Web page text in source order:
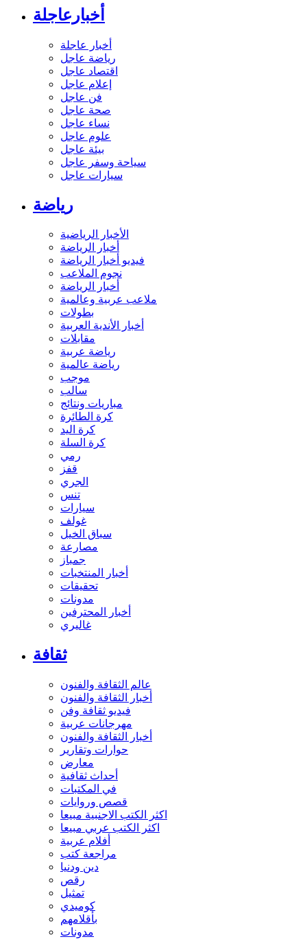
أخبارعاجلة
أخبار عاجلة
رياضة عاجل
اقتصاد عاجل
إعلام عاجل
فن عاجل
صحة عاجل
نساء عاجل
علوم عاجل
بيئة عاجل
سياحة وسفر عاجل
سيارات عاجل
رياضة
الأخبار الرياضية
أخبار الرياضة
فيديو أخبار الرياضة
نجوم الملاعب
أخبار الرياضة
ملاعب عربية وعالمية
بطولات
أخبار الأندية العربية
مقابلات
رياضة عربية
رياضة عالمية
موجب
سالب
مباريات ونتائج
كرة الطائرة
كرة اليد
كرة السلة
رمي
قفز
الجري
تنس
سيارات
غولف
سباق الخيل
مصارعة
جمباز
أخبار المنتخبات
تحقيقات
مدونات
أخبار المحترفين
غاليري
ثقافة
عالم الثقافة والفنون
أخبار الثقافة والفنون
فيديو ثقافة وفن
مهرجانات عربية
أخبار الثقافة والفنون
حوارات وتقارير
معارض
أحداث ثقافية
في المكتبات
قصص وروايات
اكثر الكتب الاجنبية مبيعا
اكثر الكتب عربي مبيعا
أفلام عربية
مراجعة كتب
دين ودنيا
رقص
تمثيل
كوميدي
بأقلامهم
مدونات